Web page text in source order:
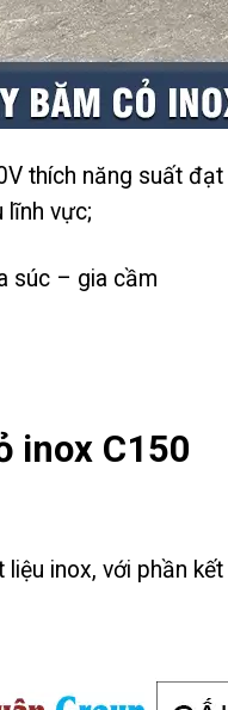
thích năng suất
lĩnh vực;
súc – gia cầm
inox C150
inox, với phần